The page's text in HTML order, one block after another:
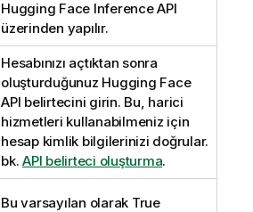
Hugging Face Inference API
üzerinden yapılır.
Hesabınızı açtıktan sonra
oluşturduğunuz Hugging Face
API belirtecini girin. Bu, harici
hizmetleri kullanabilmeniz için
hesap kimlik bilgilerinizi doğrular.
bk. API belirteci oluşturma.
Bu varsayılan olarak True